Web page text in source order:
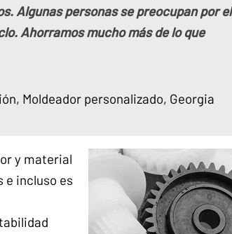
Algunas personas se preocupan por el
Ahorramos mucho más de lo que
Moldeador personalizado, Georgia
y material
e incluso es